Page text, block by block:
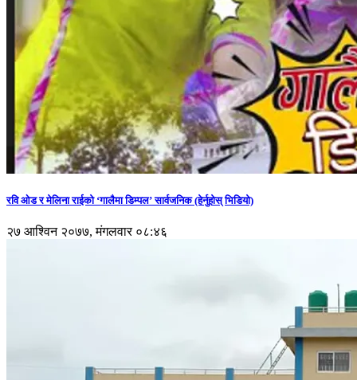
रवि ओड र मेलिना राईको ‘गालैमा डिम्पल’ सार्वजनिक (हेर्नुहोस् भिडियो)
२७ आश्विन २०७७, मंगलवार ०८:४६